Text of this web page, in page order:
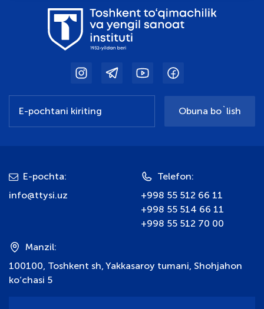
Obuna bo`lish
E-pochta:
info@ttysi.uz
Telefon:
+998 55 512 66 11
+998 55 514 66 11
+998 55 512 70 00
Manzil:
100100, Toshkent sh, Yakkasaroy tumani, Shohjahon
ko‘chasi 5